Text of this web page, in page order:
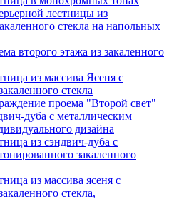
лестницы из
стекла на напольных
второго этажа из закаленного
из массива Ясеня с
стекла
проема "Второй свет"
дуба с металлическим
дизайна
из сэндвич-дуба с
закаленного
из массива ясеня с
стекла,